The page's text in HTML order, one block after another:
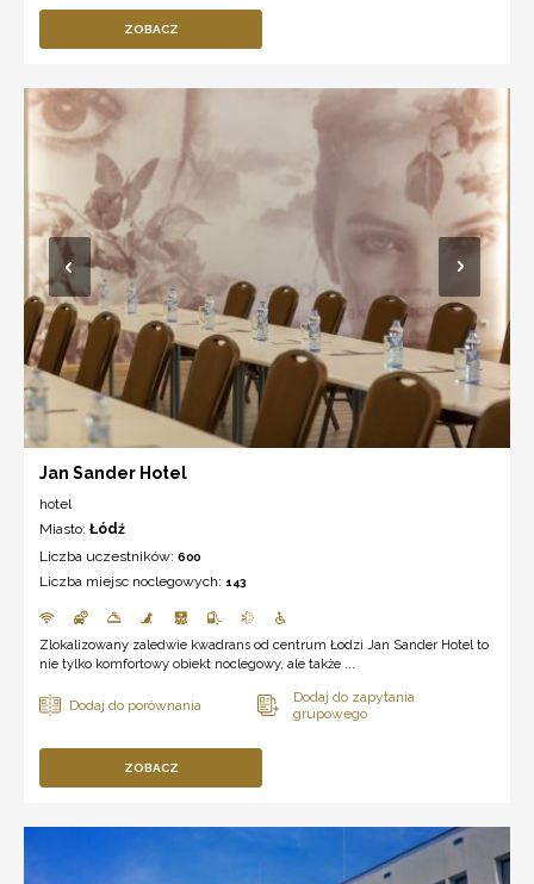
ZOBACZ
Jan Sander Hotel
hotel
Miasto: Łódź
Liczba uczestników: 600
Liczba miejsc noclegowych: 143
Zlokalizowany zaledwie kwadrans od centrum Łodzi Jan Sander Hotel to
nie tylko komfortowy obiekt noclegowy, ale także ...
ZOBACZ